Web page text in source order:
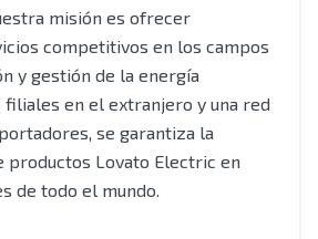
misión es ofrecer
competitivos en los campos
y gestión de la energía
filiales en el extranjero y una red
se garantiza la
productos Lovato Electric en
de todo el mundo.